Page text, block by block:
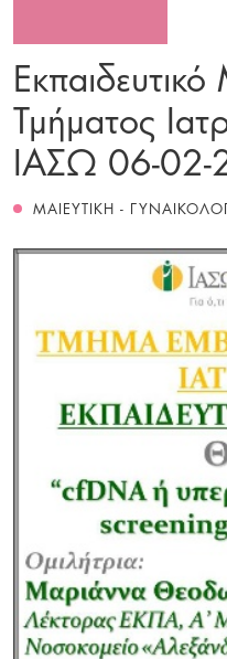
Τμήματος
ΙΑΣΩ 06-
ΜΑΙΕΥΤΙΚΗ -